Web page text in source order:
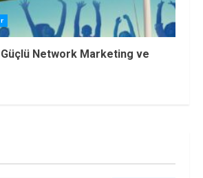
Network Marketing ve